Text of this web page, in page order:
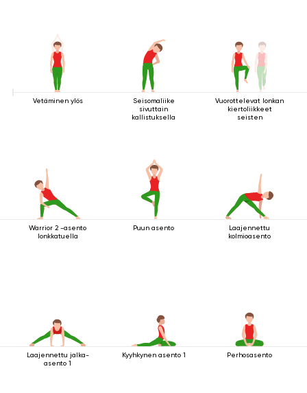
Vetäminen ylös
Seisomaliike
sivuttain
kallistuksella
Vuorottelevat lonkan
kiertoliikkeet
seisten
Warrior 2 -asento
lonkkatuella
Puun asento
Laajennettu
kolmioasento
Laajennettu jalka-
asento 1
Kyyhkynen asento 1 Perhosasento